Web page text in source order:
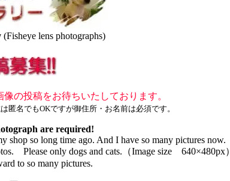
(Fisheye lens photographs)
の投稿をお待ちいたしております。
名でもOKですが御住所・お名前は必須です。
are required!
shop so long time ago. And I have so many pictures now.
Please only dogs and cats.（Image size 640×480px）
to so many pictures.